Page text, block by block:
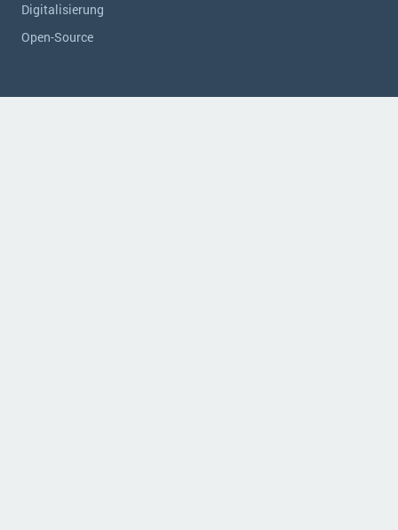
Digitalisierung
Open-Source